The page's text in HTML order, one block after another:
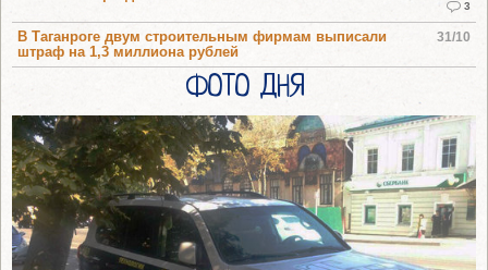
3
31/10
В Таганроге двум строительным фирмам выписали
штраф на 1,3 миллиона рублей
ФОТО ДНЯ